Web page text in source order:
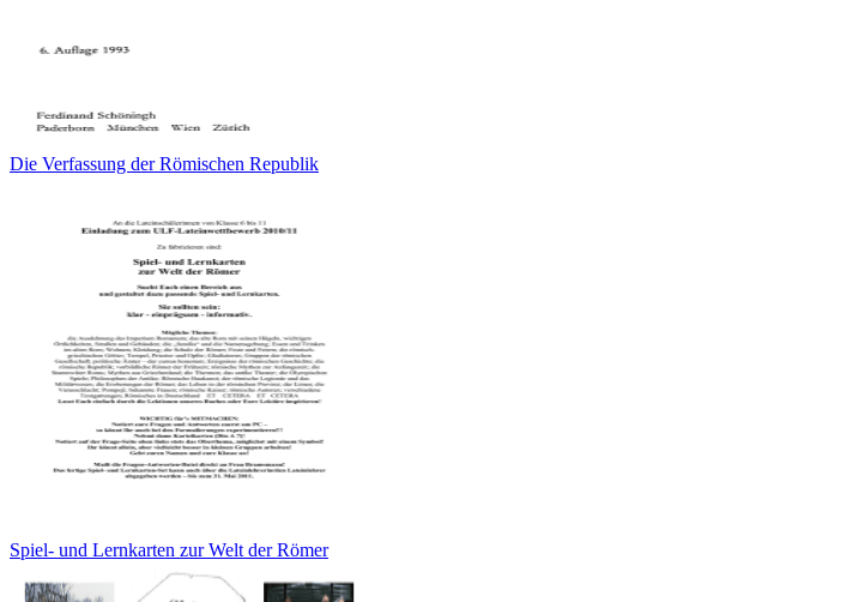
Die Verfassung der Römischen Republik
Spiel- und Lernkarten zur Welt der Römer